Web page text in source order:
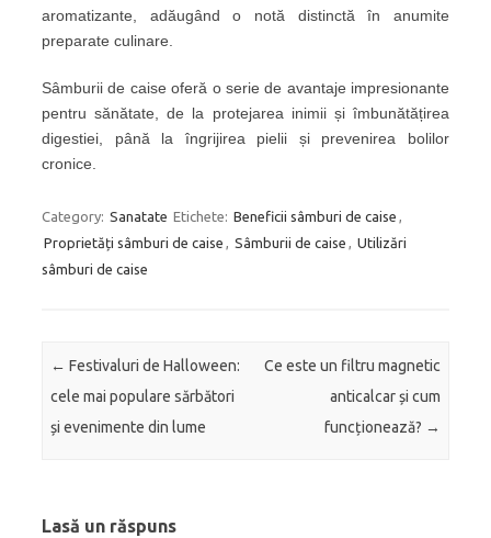
aromatizante, adăugând o notă distinctă în anumite
preparate culinare.
Sâmburii de caise oferă o serie de avantaje impresionante
pentru sănătate, de la protejarea inimii și îmbunătățirea
digestiei, până la îngrijirea pielii și prevenirea bolilor
cronice.
Category: Sanatate Etichete: Beneficii sâmburi de caise ,
Proprietăți sâmburi de caise , Sâmburii de caise , Utilizări
sâmburi de caise
Post navigation
← Festivaluri de Halloween:
cele mai populare sărbători
și evenimente din lume
Ce este un filtru magnetic
anticalcar și cum
funcționează? →
Lasă un răspuns